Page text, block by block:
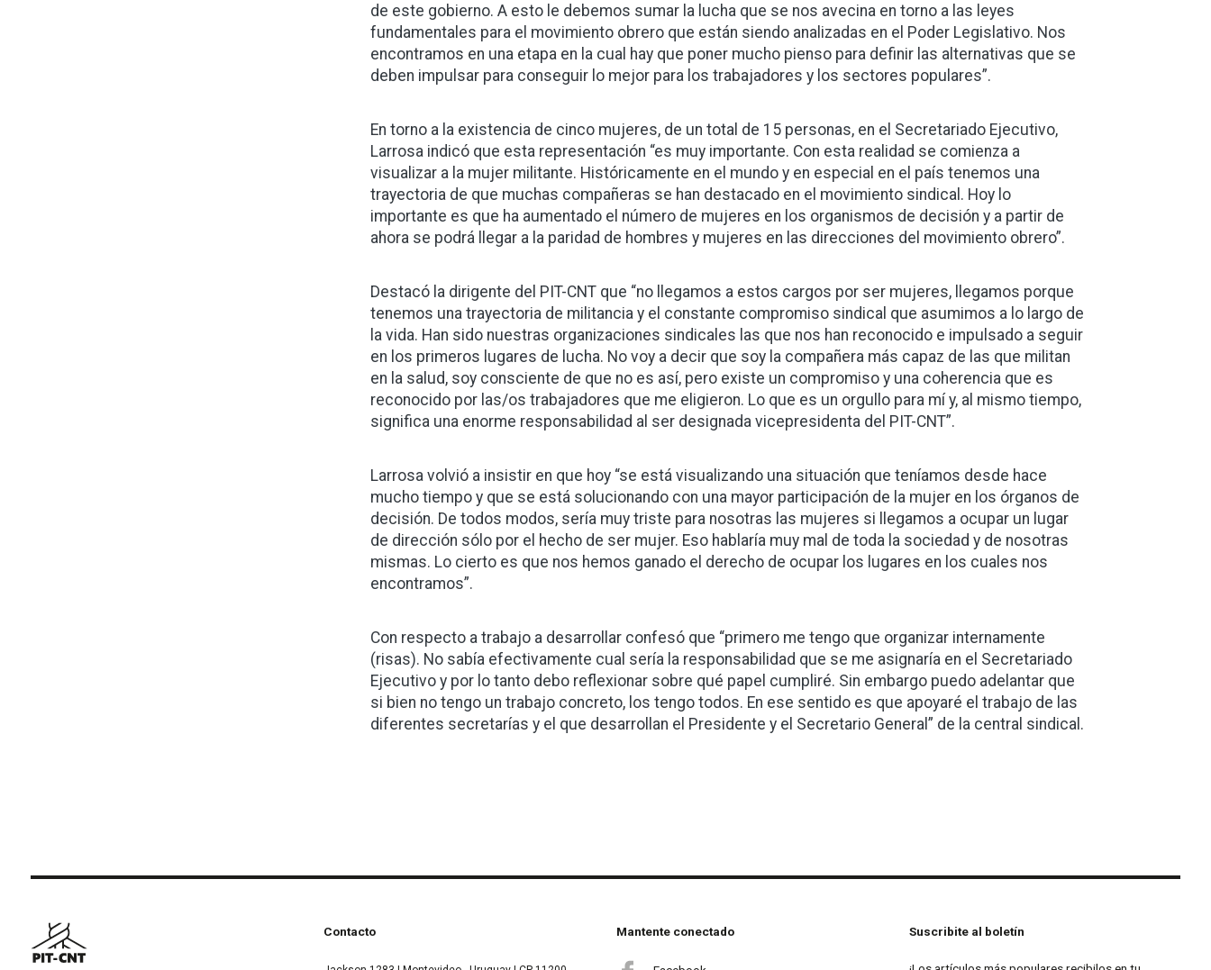
de este gobierno. A esto le debemos sumar la lucha que se nos avecina en torno a las leyes
fundamentales para el movimiento obrero que están siendo analizadas en el Poder Legislativo. Nos
encontramos en una etapa en la cual hay que poner mucho pienso para definir las alternativas que se
deben impulsar para conseguir lo mejor para los trabajadores y los sectores populares”.
En torno a la existencia de cinco mujeres, de un total de 15 personas, en el Secretariado Ejecutivo,
Larrosa indicó que esta representación “es muy importante. Con esta realidad se comienza a
visualizar a la mujer militante. Históricamente en el mundo y en especial en el país tenemos una
trayectoria de que muchas compañeras se han destacado en el movimiento sindical. Hoy lo
importante es que ha aumentado el número de mujeres en los organismos de decisión y a partir de
ahora se podrá llegar a la paridad de hombres y mujeres en las direcciones del movimiento obrero”.
Destacó la dirigente del PIT-CNT que “no llegamos a estos cargos por ser mujeres, llegamos porque
tenemos una trayectoria de militancia y el constante compromiso sindical que asumimos a lo largo de
la vida. Han sido nuestras organizaciones sindicales las que nos han reconocido e impulsado a seguir
en los primeros lugares de lucha. No voy a decir que soy la compañera más capaz de las que militan
en la salud, soy consciente de que no es así, pero existe un compromiso y una coherencia que es
reconocido por las/os trabajadores que me eligieron. Lo que es un orgullo para mí y, al mismo tiempo,
significa una enorme responsabilidad al ser designada vicepresidenta del PIT-CNT”.
Larrosa volvió a insistir en que hoy “se está visualizando una situación que teníamos desde hace
mucho tiempo y que se está solucionando con una mayor participación de la mujer en los órganos de
decisión. De todos modos, sería muy triste para nosotras las mujeres si llegamos a ocupar un lugar
de dirección sólo por el hecho de ser mujer. Eso hablaría muy mal de toda la sociedad y de nosotras
mismas. Lo cierto es que nos hemos ganado el derecho de ocupar los lugares en los cuales nos
encontramos”.
Con respecto a trabajo a desarrollar confesó que “primero me tengo que organizar internamente
(risas). No sabía efectivamente cual sería la responsabilidad que se me asignaría en el Secretariado
Ejecutivo y por lo tanto debo reflexionar sobre qué papel cumpliré. Sin embargo puedo adelantar que
si bien no tengo un trabajo concreto, los tengo todos. En ese sentido es que apoyaré el trabajo de las
diferentes secretarías y el que desarrollan el Presidente y el Secretario General” de la central sindical.
Contacto Mantente conectado Suscribite al boletín